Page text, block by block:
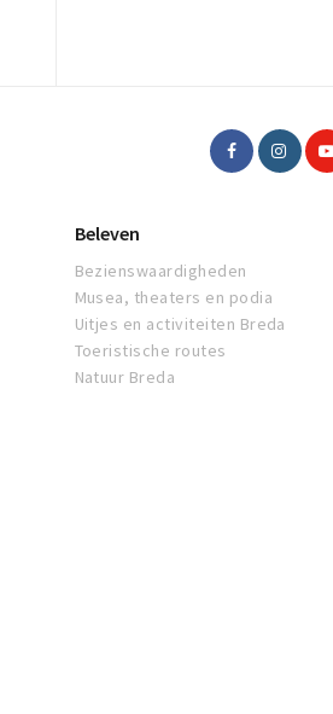
Beleven
Bezienswaardigheden
Musea, theaters en podia
Uitjes en activiteiten Breda
Toeristische routes
Natuur Breda